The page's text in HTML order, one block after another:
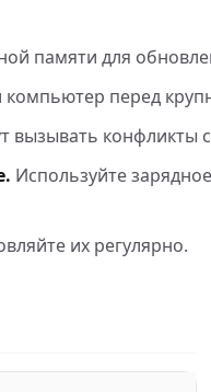
памяти для
компьютер перед
вызывать конфликты
Используйте
их регулярно.